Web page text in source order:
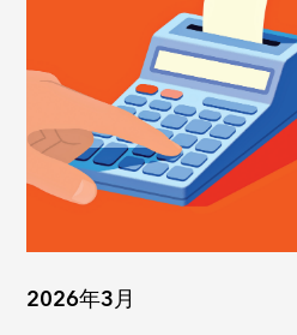
2026年3月